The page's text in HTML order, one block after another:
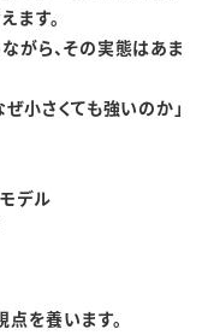
ます。
がら、その実態はあま
小さくても強いのか」
デル
を養います。